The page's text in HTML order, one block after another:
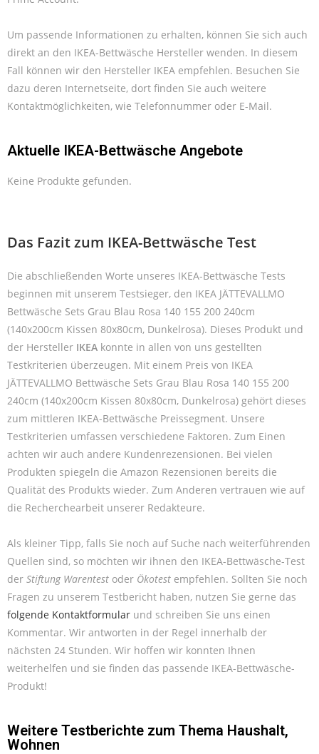
Um passende Informationen zu erhalten, können Sie sich auch
direkt an den IKEA-Bettwäsche Hersteller wenden. In diesem
Fall können wir den Hersteller IKEA empfehlen. Besuchen Sie
dazu deren Internetseite, dort finden Sie auch weitere
Kontaktmöglichkeiten, wie Telefonnummer oder E-Mail.
Aktuelle IKEA-Bettwäsche Angebote
Keine Produkte gefunden.
Das Fazit zum IKEA-Bettwäsche Test
Die abschließenden Worte unseres IKEA-Bettwäsche Tests
beginnen mit unserem Testsieger, den IKEA JÄTTEVALLMO
Bettwäsche Sets Grau Blau Rosa 140 155 200 240cm
(140x200cm Kissen 80x80cm, Dunkelrosa). Dieses Produkt und
der Hersteller IKEA konnte in allen von uns gestellten
Testkriterien überzeugen. Mit einem Preis von IKEA
JÄTTEVALLMO Bettwäsche Sets Grau Blau Rosa 140 155 200
240cm (140x200cm Kissen 80x80cm, Dunkelrosa) gehört dieses
zum mittleren IKEA-Bettwäsche Preissegment. Unsere
Testkriterien umfassen verschiedene Faktoren. Zum Einen
achten wir auch andere Kundenrezensionen. Bei vielen
Produkten spiegeln die Amazon Rezensionen bereits die
Qualität des Produkts wieder. Zum Anderen vertrauen wie auf
die Recherchearbeit unserer Redakteure.
Als kleiner Tipp, falls Sie noch auf Suche nach weiterführenden
Quellen sind, so möchten wir ihnen den IKEA-Bettwäsche-Test
der Stiftung Warentest oder Ökotest empfehlen. Sollten Sie noch
Fragen zu unserem Testbericht haben, nutzen Sie gerne das
folgende Kontaktformular und schreiben Sie uns einen
Kommentar. Wir antworten in der Regel innerhalb der
nächsten 24 Stunden. Wir hoffen wir konnten Ihnen
weiterhelfen und sie finden das passende IKEA-Bettwäsche-
Produkt!
Weitere Testberichte zum Thema Haushalt,
Wohnen